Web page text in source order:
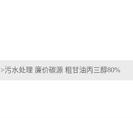
>污水处理 廉价碳源 粗甘油丙三醇80%